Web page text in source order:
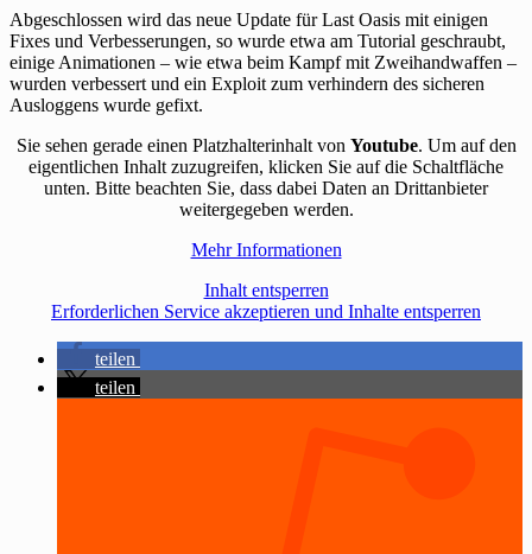
Abgeschlossen wird das neue Update für Last Oasis mit einigen
Fixes und Verbesserungen, so wurde etwa am Tutorial geschraubt,
einige Animationen – wie etwa beim Kampf mit Zweihandwaffen –
wurden verbessert und ein Exploit zum verhindern des sicheren
Ausloggens wurde gefixt.
Sie sehen gerade einen Platzhalterinhalt von Youtube. Um auf den
eigentlichen Inhalt zuzugreifen, klicken Sie auf die Schaltfläche
unten. Bitte beachten Sie, dass dabei Daten an Drittanbieter
weitergegeben werden.
Mehr Informationen
Inhalt entsperren
Erforderlichen Service akzeptieren und Inhalte entsperren
teilen
teilen